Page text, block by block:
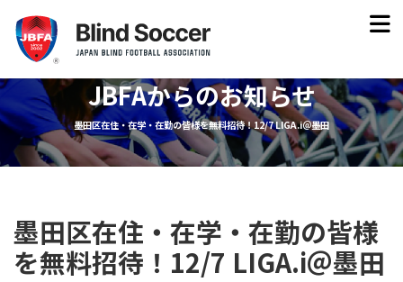
JBFAからのお知らせ
墨田区在住・在学・在勤の皆様を無料招待！12/7 LIGA.i＠墨田
墨田区在住・在学・在勤の皆様
を無料招待！12/7 LIGA.i＠墨田